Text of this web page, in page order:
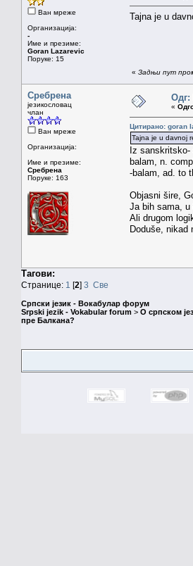
Ван мреже
Организација:
-
Име и презиме:
Goran Lazarevic
Поруке: 15
Tajna je u
« Задњи пут
Сребрена
језикословац
члан
Ван мреже
Организација:
Име и презиме:
Сребрена
Поруке: 163
Одг:
«
Цитирано: goran
Tajna je u davnoj
Iz sanskritsko-
balam, n.
-balam, ad. to
Objasni šire,
Ja bih sama, u
Ali drugom
Doduše, nikad
Тагови:
Странице: 1 [2] 3 Све
Српски језик - Вокабулар форум
Srpski jezik - Vokabular forum > О српском
пре Балкана?